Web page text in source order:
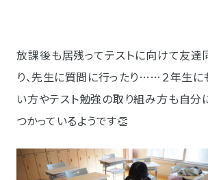
放課後も居残ってテストに向けて友達
り、先生に質問に行ったり……２年生に
い方やテスト勉強の取り組み方も自分
つかっているようです👏